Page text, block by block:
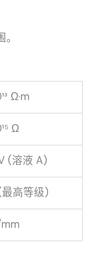
Ω·m
Ω
(溶液 A)
高等级)
mm